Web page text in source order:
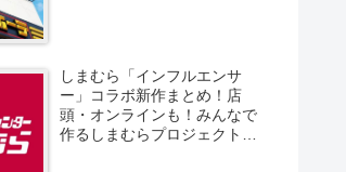
しまむら「インフルエンサ
ー」コラボ新作まとめ！店
頭・オンラインも！みんなで
作るしまむらプロジェクト！